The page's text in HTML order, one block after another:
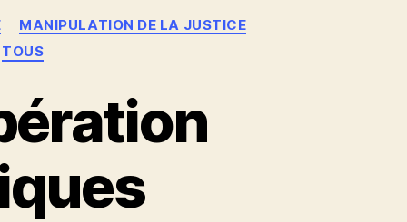
MANIPULATION DE LA JUSTICE
TOUS